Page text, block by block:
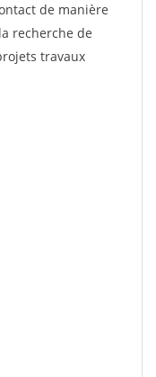
de manière
recherche de
travaux